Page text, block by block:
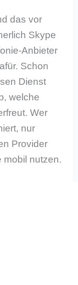
das vor
Skype
Anbieter
Schon
Dienst
welche
Wer
nur
Provider
mobil nutzen.